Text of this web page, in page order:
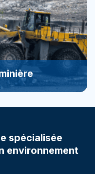
spécialisée
environnement